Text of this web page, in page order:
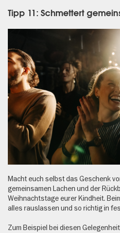
Tipp 11: Schmettert
Macht euch selbst das Geschenk
gemeinsamen Lachen und der
Weihnachtstage eurer Kindheit.
alles rauslassen und so richtig in
Zum Beispiel bei diesen